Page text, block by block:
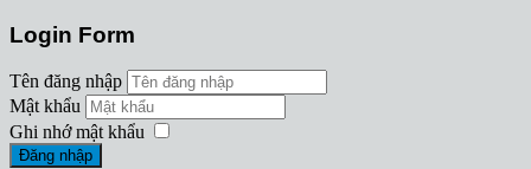
Login Form
Tên đăng nhập
Mật khẩu
Ghi nhớ mật khẩu
Đăng nhập